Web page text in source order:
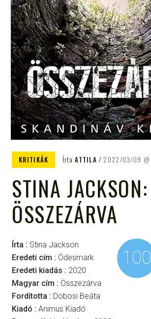
KRITIKÁK ÍrtaATTILA 2022/03/09
STINA JACKSON:
ÖSSZEZÁRVA
Írta : Stina Jackson
Eredeti cím : Ödesmark
Eredeti kiadás : 2020
Magyar cím : Összezárva
Fordította : Dobosi Beáta
Kiadó : Animus Kiadó
100